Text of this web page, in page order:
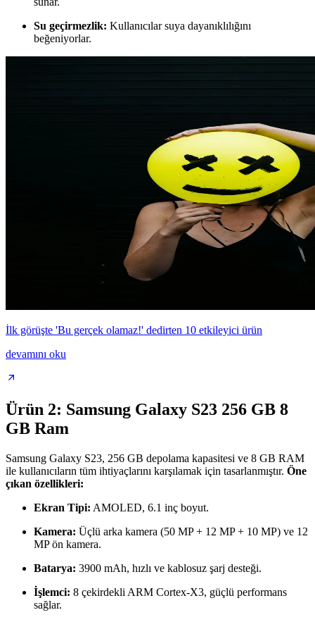
Su geçirmezlik: Kullanıcılar suya dayanıklılığını
beğeniyorlar.
İlk görüşte 'Bu gerçek olamaz!' dedirten 10 etkileyici ürün
devamını oku
Ürün 2: Samsung Galaxy S23 256 GB 8
GB Ram
Samsung Galaxy S23, 256 GB depolama kapasitesi ve 8 GB RAM
ile kullanıcıların tüm ihtiyaçlarını karşılamak için tasarlanmıştır. Öne
çıkan özellikleri:
Ekran Tipi: AMOLED, 6.1 inç boyut.
Kamera: Üçlü arka kamera (50 MP + 12 MP + 10 MP) ve 12
MP ön kamera.
Batarya: 3900 mAh, hızlı ve kablosuz şarj desteği.
İşlemci: 8 çekirdekli ARM Cortex-X3, güçlü performans
sağlar.